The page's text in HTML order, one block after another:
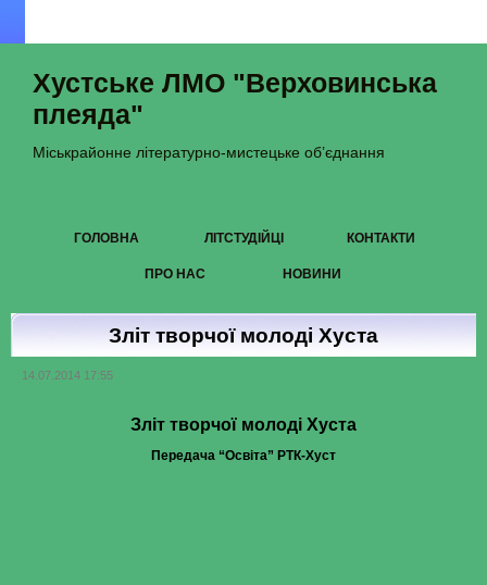
Хустське ЛМО "Верховинська
плеяда"
Міськрайонне літературно-мистецьке об’єднання
ГОЛОВНА ЛІТСТУДІЙЦІ КОНТАКТИ
ПРО НАС НОВИНИ
Зліт творчої молоді Хуста
14.07.2014 17:55
Зліт творчої молоді Хуста
Передача “Освіта” РТК-Хуст